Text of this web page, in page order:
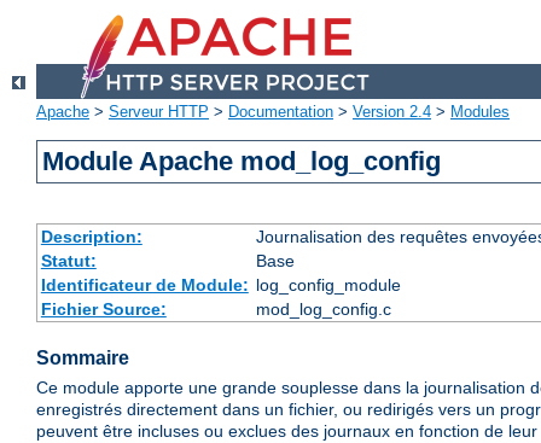
Apache > Serveur HTTP > Documentation > Version 2.4 > Modules
Module Apache mod_log_config
Description:
Journalisation des requêtes
Statut:
Base
Identificateur de Module: log_config_module
Fichier Source:
mod_log_config.c
Sommaire
Ce module apporte une grande souplesse dans la journalisation
enregistrés directement dans un fichier, ou redirigés vers un
peuvent être incluses ou exclues des journaux en fonction de